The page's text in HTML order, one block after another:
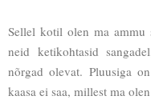
Sellel kotil olen ma ammu
neid ketikohtasid
nõrgad olevat. Pluusiga
kaasa ei saa, millest ma